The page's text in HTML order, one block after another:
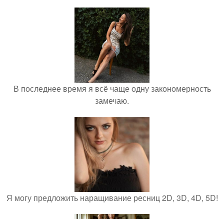
В последнее время я всё чаще одну закономерность
замечаю.
Я могу предложить наращивание ресниц 2D, 3D, 4D, 5D!